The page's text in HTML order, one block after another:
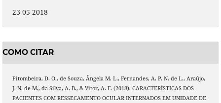
23-05-2018
COMO CITAR
Pitombeira, D. O., de Souza, Ângela M. L., Fernandes, A. P. N. de L., Araújo,
J. N. de M., da Silva, A. B., & Vitor, A. F. (2018). CARACTERÍSTICAS DOS
PACIENTES COM RESSECAMENTO OCULAR INTERNADOS EM UNIDADE DE